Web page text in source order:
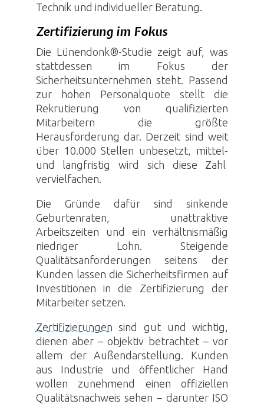
Technik und individueller Beratung.
Zertifizierung im Fokus
Die Lünendonk®-Studie zeigt auf, was
stattdessen im Fokus der
Sicherheitsunternehmen steht. Passend
zur hohen Personalquote stellt die
Rekrutierung von qualifizierten
Mitarbeitern die größte
Herausforderung dar. Derzeit sind weit
über 10.000 Stellen unbesetzt, mittel-
und langfristig wird sich diese Zahl
vervielfachen.
Die Gründe dafür sind sinkende
Geburtenraten, unattraktive
Arbeitszeiten und ein verhältnismäßig
niedriger Lohn. Steigende
Qualitätsanforderungen seitens der
Kunden lassen die Sicherheitsfirmen auf
Investitionen in die Zertifizierung der
Mitarbeiter setzen.
Zertifizierungen sind gut und wichtig,
dienen aber – objektiv betrachtet – vor
allem der Außendarstellung. Kunden
aus Industrie und öffentlicher Hand
wollen zunehmend einen offiziellen
Qualitätsnachweis sehen – darunter ISO